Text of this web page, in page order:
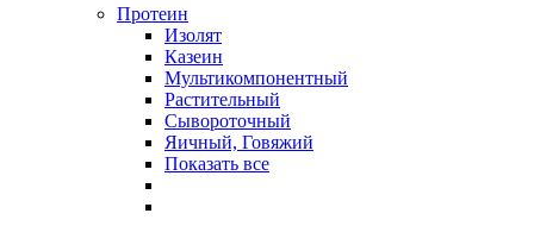
Протеин
Изолят
Казеин
Мультикомпонентный
Растительный
Сывороточный
Яичный, Говяжий
Показать все